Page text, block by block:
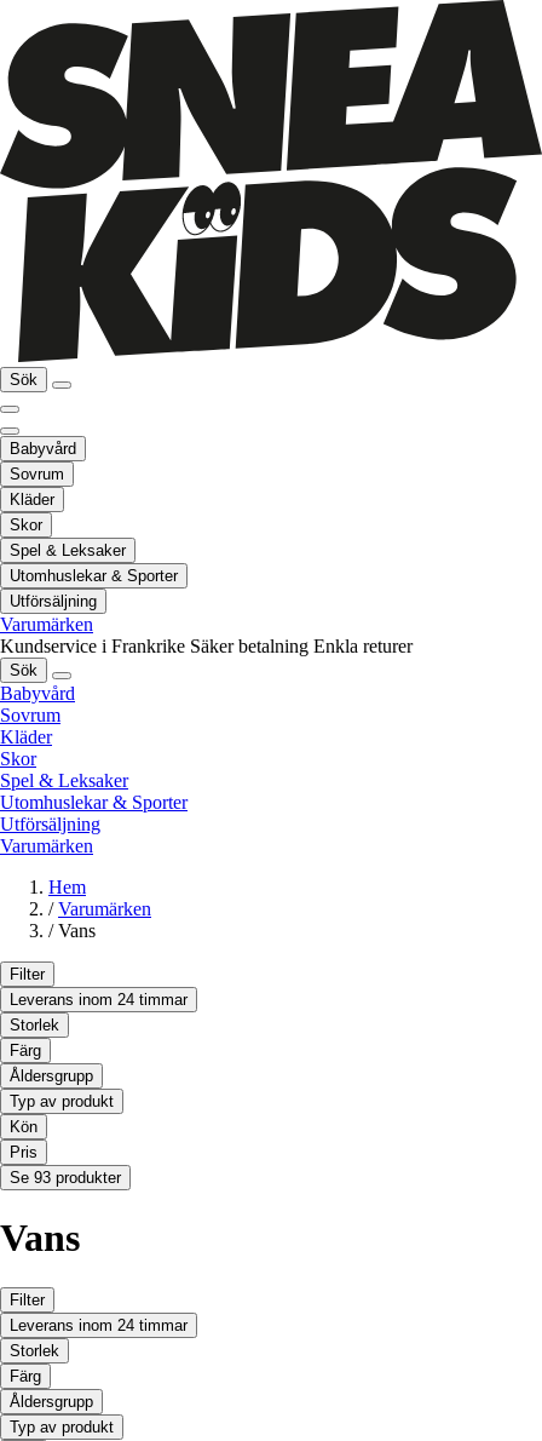
Sök
Babyvård
Sovrum
Kläder
Skor
Spel & Leksaker
Utomhuslekar & Sporter
Utförsäljning
Varumärken
Kundservice i Frankrike Säker betalning Enkla returer
Sök
Babyvård
Sovrum
Kläder
Skor
Spel & Leksaker
Utomhuslekar & Sporter
Utförsäljning
Varumärken
Hem
/ Varumärken
/ Vans
Filter
Leverans inom 24 timmar
Storlek
Färg
Åldersgrupp
Typ av produkt
Kön
Pris
Se 93 produkter
Vans
Filter
Leverans inom 24 timmar
Storlek
Färg
Åldersgrupp
Typ av produkt